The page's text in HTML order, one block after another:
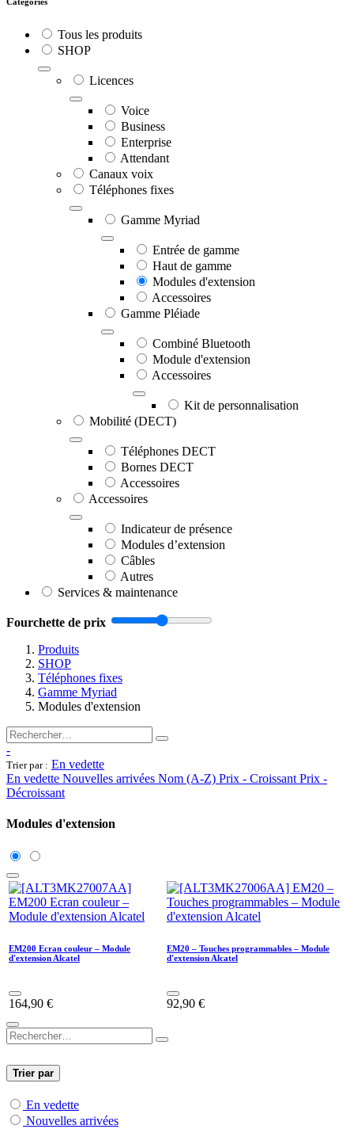
Tous les produits
SHOP
Licences
Voice
Business
Enterprise
Attendant
Canaux voix
Téléphones fixes
Gamme Myriad
Entrée de gamme
Haut de gamme
Modules d'extension
Accessoires
Gamme Pléiade
Combiné Bluetooth
Module d'extension
Accessoires
Kit de personnalisation
Mobilité (DECT)
Téléphones DECT
Bornes DECT
Accessoires
Accessoires
Indicateur de présence
Modules d’extension
Câbles
Autres
Services & maintenance
Fourchette de prix
Produits
SHOP
Téléphones fixes
Gamme Myriad
Modules d'extension
-
Trier par : En vedette
En vedette Nouvelles arrivées Nom (A-Z) Prix - Croissant Prix -
Décroissant
Modules d'extension
EM200 Ecran couleur – Module
d'extension Alcatel
164,90 €
EM20 – Touches programmables – Module
d'extension Alcatel
92,90 €
Trier par
En vedette
Nouvelles arrivées